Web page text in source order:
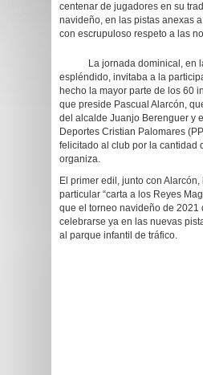
centenar de jugadores en su
navideño, en las pistas anexas
con escrupuloso respeto a las
La jornada dominical, en la
espléndido, invitaba a la
hecho la mayor parte de los 60
que preside Pascual Alarcón,
del alcalde Juanjo Berenguer y
Deportes Cristian Palomares
felicitado al club por la cantidad
organiza.
El primer edil, junto con
particular “carta a los Reyes
que el torneo navideño de 2021
celebrarse ya en las nuevas
al parque infantil de tráfico.